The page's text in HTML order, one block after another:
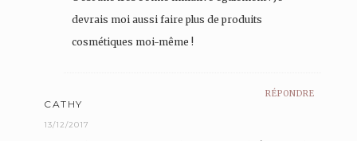
devrais moi aussi faire plus de produits
cosmétiques moi-même !
RÉPONDRE
CATHY
13/12/2017